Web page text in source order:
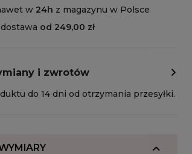
w 24h z magazynu w Polsce
od 249,00 zł
i zwrotów
do 14 dni od otrzymania przesyłki.